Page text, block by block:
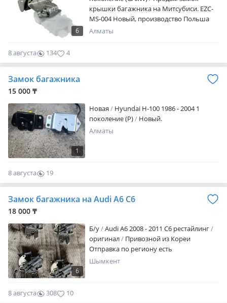
6
крышки багажника на Митсубиси. EZC-
MS-004 Новый, производство Польша
NTY. NTY собственная торговая марка
компанией, стремительно набирают
сотрудничает с Winfil, Febest и FCS Auto
USA, чью продукция продает оптом в
странах Восточной Европы.
Алматы
8 августа 134 4
Замок багажника
15 000 ₸
1
Новая
Hyundai H-100 1986 - 2004 1
поколение (P)
Новый.
Алматы
8 августа
19
0
Замок багажника на Audi A6 C6
18 000 ₸
6
Б/y
Audi A6 2008 - 2011 C6 рестайлинг
оригинал
Привозной из Кореи
Отправка по региону есть
Шымкент
8 августа 308 10